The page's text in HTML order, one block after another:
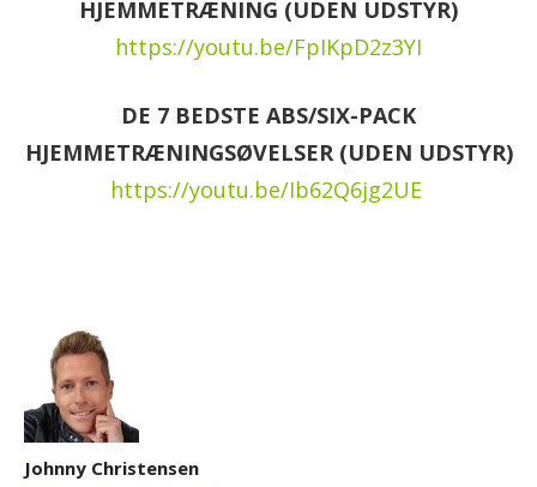
HJEMMETRÆNING (UDEN UDSTYR)
https://youtu.be/FpIKpD2z3YI
DE 7 BEDSTE ABS/SIX-PACK
HJEMMETRÆNINGSØVELSER (UDEN UDSTYR)
https://youtu.be/Ib62Q6jg2UE
Johnny Christensen